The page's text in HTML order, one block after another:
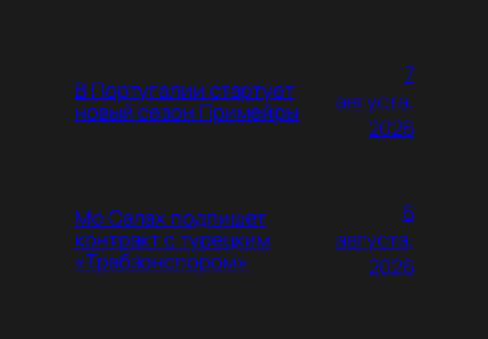
В Португалии стартует
новый сезон Примейры
7
августа,
2026
Мо Салах подпишет
контракт с турецким
«Трабзонспором»
6
августа,
2026